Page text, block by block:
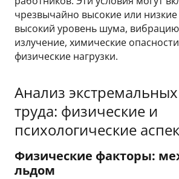
чрезвычайно высокие или
высокий уровень шума,
излучение, химические
физические нагрузки.
Анализ
труда: физические и
психологические
Физические факторы:
льдом